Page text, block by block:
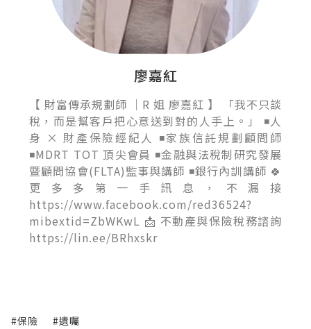
廖嘉紅
【 財富傳承規劃師 ｜R 姐 廖嘉紅 】 「我不只談
稅，而是幫客戶把心意送到對的人手上。」 ◾人
身 × 財產保險經紀人 ◾家族信託規劃顧問師
◾MDRT TOT 頂尖會員 ◾金融與法稅制研究發展
暨顧問協會(FLTA)監事與講師 ◾銀行內訓講師 🍀
更多多第一手訊息，不漏接
https://www.facebook.com/red36524?
mibextid=ZbWKwL 📩 不動產與保險稅務諮詢
https://lin.ee/BRhxskr
#保險 #遺囑